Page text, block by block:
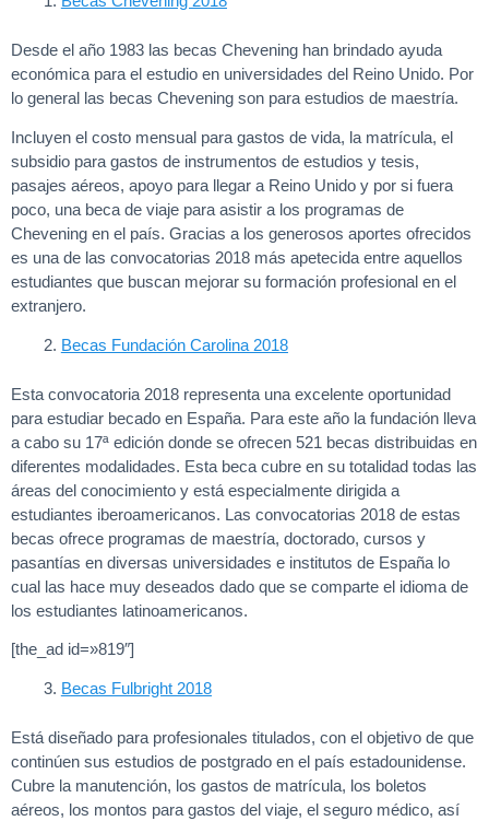
Desde el año 1983 las becas Chevening han brindado ayuda
económica para el estudio en universidades del Reino Unido. Por
lo general las becas Chevening son para estudios de maestría.
Incluyen el costo mensual para gastos de vida, la matrícula, el
subsidio para gastos de instrumentos de estudios y tesis,
pasajes aéreos, apoyo para llegar a Reino Unido y por si fuera
poco, una beca de viaje para asistir a los programas de
Chevening en el país. Gracias a los generosos aportes ofrecidos
es una de las convocatorias 2018 más apetecida entre aquellos
estudiantes que buscan mejorar su formación profesional en el
extranjero.
Becas Fundación Carolina 2018
Esta convocatoria 2018 representa una excelente oportunidad
para estudiar becado en España. Para este año la fundación lleva
a cabo su 17ª edición donde se ofrecen 521 becas distribuidas en
diferentes modalidades. Esta beca cubre en su totalidad todas las
áreas del conocimiento y está especialmente dirigida a
estudiantes iberoamericanos. Las convocatorias 2018 de estas
becas ofrece programas de maestría, doctorado, cursos y
pasantías en diversas universidades e institutos de España lo
cual las hace muy deseados dado que se comparte el idioma de
los estudiantes latinoamericanos.
[the_ad id=»819″]
Becas Fulbright 2018
Está diseñado para profesionales titulados, con el objetivo de que
continúen sus estudios de postgrado en el país estadounidense.
Cubre la manutención, los gastos de matrícula, los boletos
aéreos, los montos para gastos del viaje, el seguro médico, así